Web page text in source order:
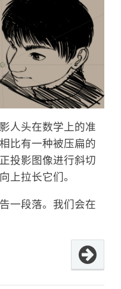
人头在数学上的准
比有一种被压扁的
投影图像进行斜切
上拉长它们。
一段落。我们会在